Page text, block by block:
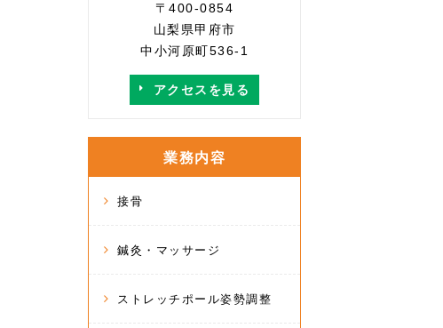
〒400-0854
山梨県甲府市
中小河原町536-1
アクセスを見る
業務内容
接骨
鍼灸・マッサージ
ストレッチポール姿勢調整